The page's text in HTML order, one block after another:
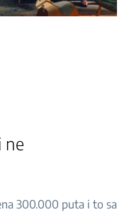
ne
300.000 puta i to sa